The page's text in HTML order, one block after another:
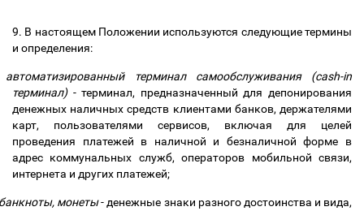
9. В настоящем Положении используются следующие термины
и определения:
автоматизированный терминал самообслуживания (cash-in
терминал)- терминал, предназначенный для депонирования
денежных наличных средств клиентами банков, держателями
карт, пользователями сервисов, включая для целей
проведения платежей в наличной и безналичной форме в
адрес коммунальных служб, операторов мобильной связи,
интернета и других платежей;
монеты- денежные знаки разного достоинства и вида,